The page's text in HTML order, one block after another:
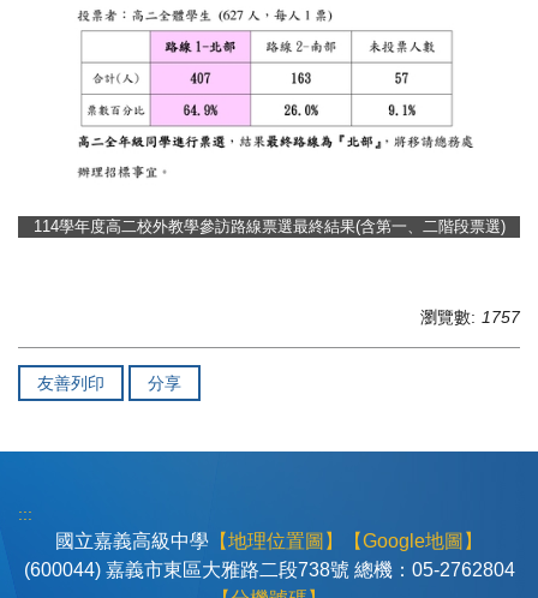
114學年度高二校外教學參訪路線票選最終結果(含第一、二階段票選)
瀏覽數: 1757
友善列印 分享
:::
國立嘉義高級中學 【地理位置圖】
【Google地圖】
(600044) 嘉義市東區大雅路二段738號 總機：05-2762804